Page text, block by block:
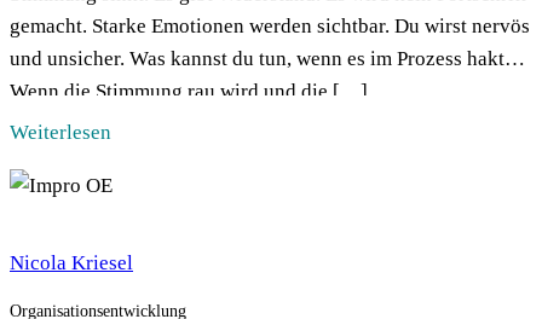
gemacht. Starke Emotionen werden sichtbar. Du wirst nervös
und unsicher. Was kannst du tun, wenn es im Prozess hakt?
Wenn die Stimmung rau wird und die […]
Weiterlesen
Nicola Kriesel
Organisationsentwicklung